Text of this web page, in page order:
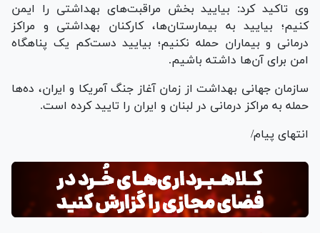
وی تاکید کرد: بیایید بخش مراقبت‌های بهداشتی را ایمن
کنیم؛ بیایید به بیمارستان‌ها، کارکنان بهداشتی و مراکز
درمانی و بیماران حمله نکنیم؛ بیایید دست‌کم یک پناهگاه
امن برای آن‌ها داشته باشیم.
سازمان جهانی بهداشت از زمان آغاز جنگ آمریکا و ایران، ده‌ها
حمله به مراکز درمانی در لبنان و ایران را تایید کرده است.
انتهای پیام/